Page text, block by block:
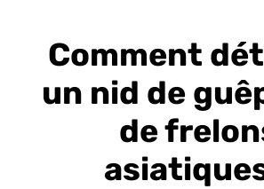
Comment
un nid de
de